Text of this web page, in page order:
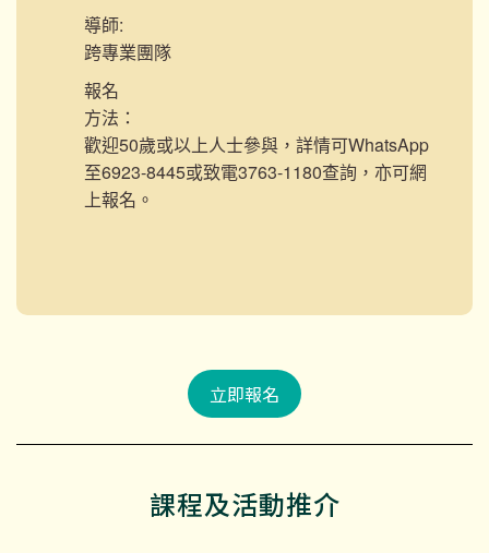
導師:
跨專業團隊
報名
方法：
歡迎50歲或以上人士參與，詳情可WhatsApp
至6923-8445或致電3763-1180查詢，亦可網
上報名。
立即報名
課程及活動推介